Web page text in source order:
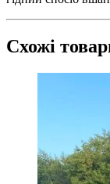
Схожі